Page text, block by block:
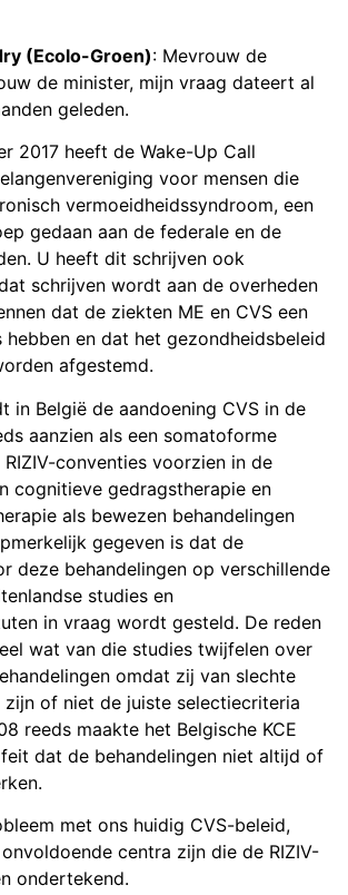
(Ecolo-Groen): Mevrouw de
de minister, mijn vraag dateert al
geleden.
2017 heeft de Wake-Up Call
voor mensen die
vermoeidheidssyndroom, een
gedaan aan de federale en de
U heeft dit schrijven ook
schrijven wordt aan de overheden
dat de ziekten ME en CVS een
hebben en dat het gezondheidsbeleid
afgestemd.
in België de aandoening CVS in de
aanzien als een somatoforme
conventies voorzien in de
cognitieve gedragstherapie en
als bewezen behandelingen
gegeven is dat de
deze behandelingen op verschillende
studies en
in vraag wordt gesteld. De reden
wat van die studies twijfelen over
omdat zij van slechte
of niet de juiste selectiecriteria
reeds maakte het Belgische KCE
dat de behandelingen niet altijd of
met ons huidig CVS-beleid,
centra zijn die de RIZIV-
ondertekend.